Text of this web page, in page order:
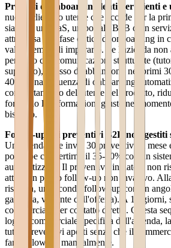
Processi di onboarding lenti per clienti e
nuovo cliente o utente che accede per la
sia esso un SaaS, un portale B2B o un
attraversa una fase critica di onboarding in
vale il tempo di impararlo. Se l'azienda non
percorso con comunicazioni strutturate
supporto), il tasso di abbandono nei primi
40%. Una sequenza di onboarding
comportamento dell'utente nel prodotto,
fornendo le informazioni giuste nel
bisogno.
Follow-up sui preventivi B2B non gestiti
Un'azienda che invia 30 preventivi al mese
potrebbe convertirne il 35-40% con un
automatizzato. Il preventivo inviato e non
attiva un primo follow-up non invasivo.
risposta, un secondo follow-up con un
garanzia, variante dell'offerta). A 15 giorni,
commerciale per contatto diretto. Questa
logica commerciale specifica dell'azienda,
tutti i preventivi aperti senza che il
fare follow-up manualmente.